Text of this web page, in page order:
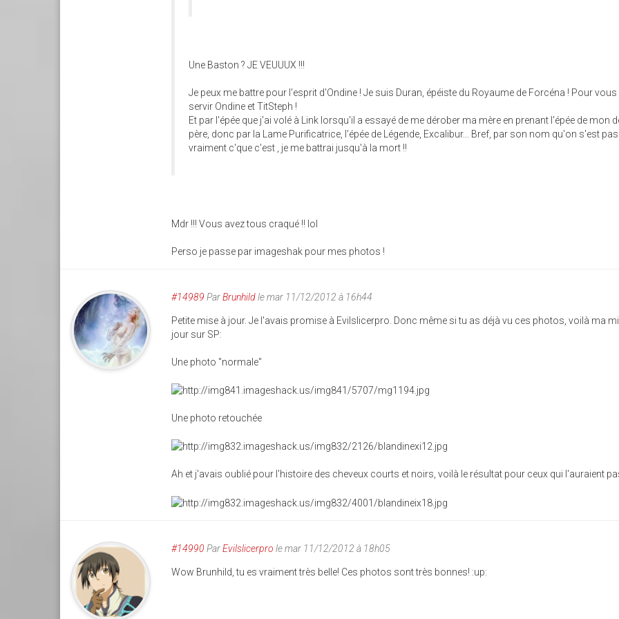
Une Baston ? JE VEUUUX !!!
Je peux me battre pour l'esprit d'Ondine ! Je suis Duran, épéiste du Royaume de Forcéna ! Pour vous
servir Ondine et TitSteph !
Et par l'épée que j'ai volé à Link lorsqu'il a essayé de me dérober ma mère en prenant l'épée de mon
père, donc par la Lame Purificatrice, l'épée de Légende, Excalibur... Bref, par son nom qu'on s'est pas
vraiment c'que c'est , je me battrai jusqu'à la mort !!
Mdr !!! Vous avez tous craqué !! lol
Perso je passe par imageshak pour mes photos !
#14989 ParBrunhildle mar 11/12/2012 à 16h44
Petite mise à jour. Je l'avais promise à Evilslicerpro. Donc même si tu as déjà vu ces photos, voilà ma
jour sur SP:
Une photo "normale"
Une photo retouchée
Ah et j'avais oublié pour l'histoire des cheveux courts et noirs, voilà le résultat pour ceux qui l'auraient
#14990 ParEvilslicerpro le mar 11/12/2012 à 18h05
Wow Brunhild, tu es vraiment très belle! Ces photos sont très bonnes! :up: